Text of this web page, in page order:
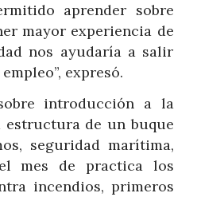
aprender sobre
mayor experiencia de
nos ayudaría a salir
expresó.
introducción a la
estructura de un buque
seguridad marítima,
mes de practica los
incendios, primeros